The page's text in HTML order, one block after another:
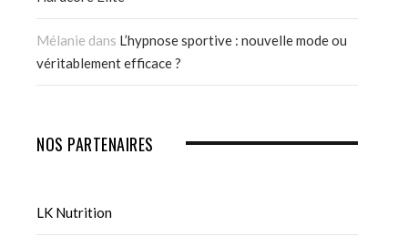
Mélanie dans L’hypnose sportive : nouvelle mode ou
véritablement efficace ?
NOS PARTENAIRES
LK Nutrition